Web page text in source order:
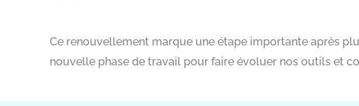
Ce renouvellement marque une étape importante après
nouvelle phase de travail pour faire évoluer nos outils et